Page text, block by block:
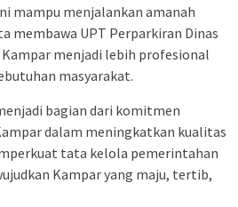
mampu menjalankan amanah
membawa UPT Perparkiran Dinas
menjadi lebih profesional
masyarakat.
bagian dari komitmen
dalam meningkatkan kualitas
tata kelola pemerintahan
Kampar yang maju, tertib,